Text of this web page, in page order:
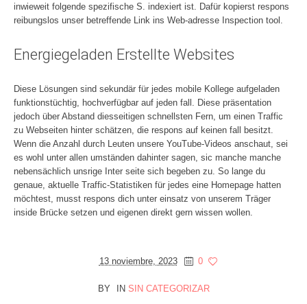
inwieweit folgende spezifische S. indexiert ist. Dafür kopierst respons
reibungslos unser betreffende Link ins Web-adresse Inspection tool.
Energiegeladen Erstellte Websites
Diese Lösungen sind sekundär für jedes mobile Kollege aufgeladen
funktionstüchtig, hochverfügbar auf jeden fall. Diese präsentation
jedoch über Abstand diesseitigen schnellsten Fern, um einen Traffic
zu Webseiten hinter schätzen, die respons auf keinen fall besitzt.
Wenn die Anzahl durch Leuten unsere YouTube-Videos anschaut, sei
es wohl unter allen umständen dahinter sagen, sic manche manche
nebensächlich unsrige Inter seite sich begeben zu. So lange du
genaue, aktuelle Traffic-Statistiken für jedes eine Homepage hatten
möchtest, musst respons dich unter einsatz von unserem Träger
inside Brücke setzen und eigenen direkt gern wissen wollen.
13 noviembre, 2023 0
BY IN SIN CATEGORIZAR